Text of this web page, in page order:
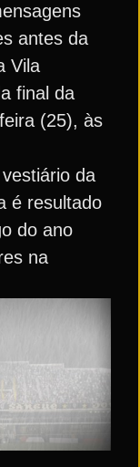
antes da
Vila
final da
(25), às
da
é resultado
do ano
na